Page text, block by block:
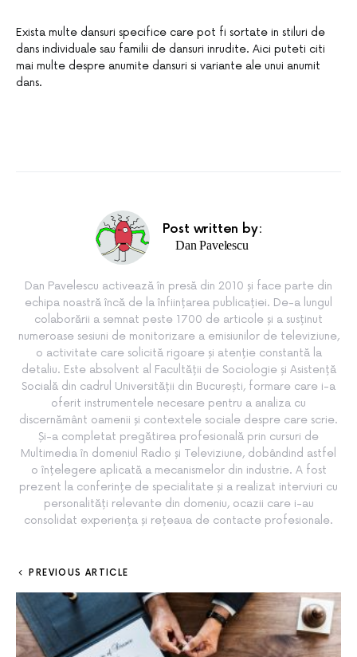
Exista multe dansuri specifice care pot fi sortate in stiluri de
dans individuale sau familii de dansuri inrudite. Aici puteti citi
mai multe despre anumite dansuri si variante ale unui anumit
dans.
Post written by:
Dan Pavelescu
Dan Pavelescu activează în presă din 2010 și face parte din
echipa noastră încă de la înființarea publicației. De-a lungul
colaborării a semnat peste 1700 de articole și a susținut
numeroase sesiuni de monitorizare a emisiunilor de televiziune,
o activitate care solicită rigoare și atenție constantă la
detaliu. Este absolvent al Facultății de Sociologie și Asistență
Socială din cadrul Universității din București, formare care i-a
oferit instrumentele necesare pentru a analiza cu
discernământ oamenii și contextele sociale despre care scrie.
Și-a completat pregătirea profesională prin cursuri de
Multimedia în domeniul Radio și Televiziune, dobândind astfel
o înțelegere aplicată a mecanismelor din industrie. A fost
prezent la conferințe de specialitate și a realizat interviuri cu
personalități relevante din domeniu, ocazii care i-au
consolidat experiența și rețeaua de contacte profesionale.
PREVIOUS ARTICLE